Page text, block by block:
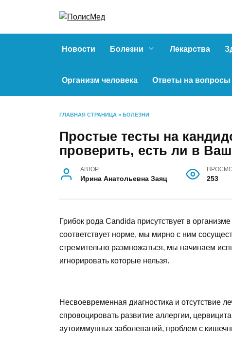
Новости Болезни Лекарства
Организм человека Ответы на вопросы
ГЛАВНАЯ СТРАНИЦА » БОЛЕЗНИ
Простые тесты на
проверить, есть ли в
АВТОР
Ирина Анатольевна Заяц 253
Грибок рода Candida присутствует в
соответствует норме, мы мирно с ним
стремительно размножаться, мы начинаем
игнорировать которые нельзя.
Несвоевременная диагностика и отсутствие
спровоцировать развитие аллергии,
аутоиммунных заболеваний, проблем с